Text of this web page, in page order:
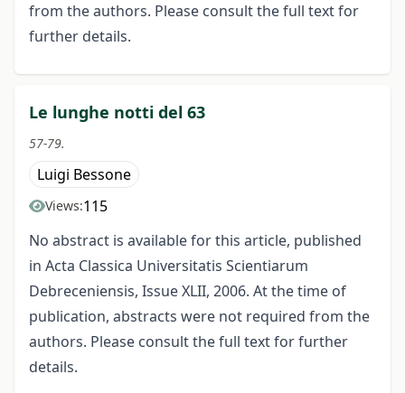
from the authors. Please consult the full text for
further details.
Le lunghe notti del 63
57-79.
Luigi Bessone
Views:115
No abstract is available for this article, published
in Acta Classica Universitatis Scientiarum
Debreceniensis, Issue XLII, 2006. At the time of
publication, abstracts were not required from the
authors. Please consult the full text for further
details.